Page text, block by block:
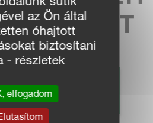
KERESÉS
az Ön által
óhajtott
biztosítani
- részletek
elfogadom